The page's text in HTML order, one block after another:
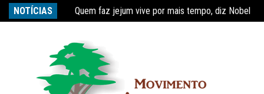
para
NOTÍCIAS
Quem faz jejum vive por mais tempo, diz Nobel
Estudo constata que período de faculdade faz